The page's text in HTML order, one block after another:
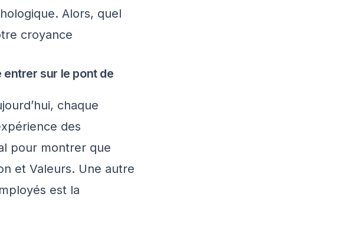
Alors, quel
croyance
sur le pont de
chaque
des
pour montrer que
et Valeurs. Une autre
est la